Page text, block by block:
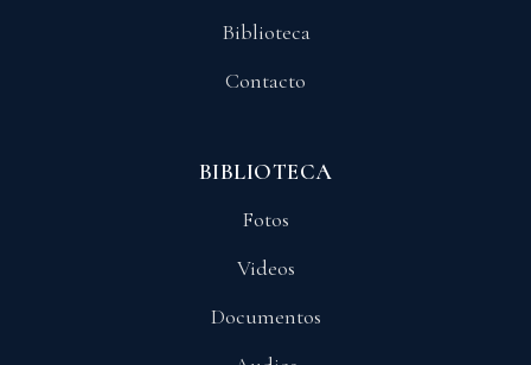
Biblioteca
Contacto
BIBLIOTECA
Fotos
Videos
Documentos